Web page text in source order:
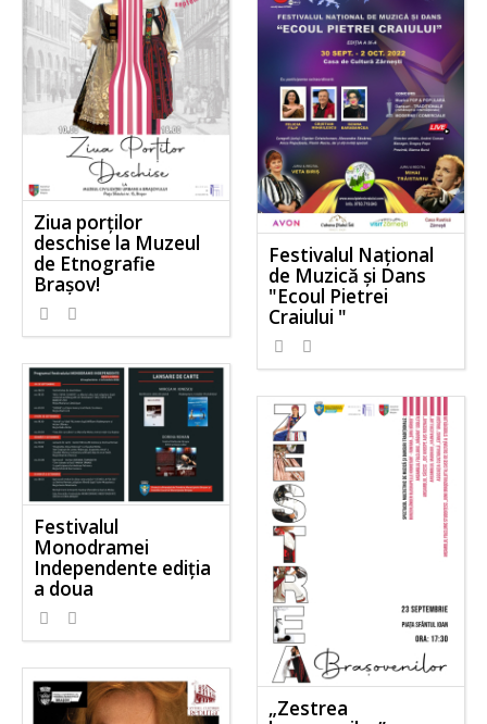
Ziua porților
deschise la Muzeul
de Etnografie
Brașov!
Festivalul Național
de Muzică și Dans
"Ecoul Pietrei
Craiului "
Festivalul
Monodramei
Independente ediția
a doua
„Zestrea